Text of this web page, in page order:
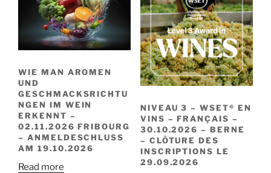
WIE MAN AROMEN
UND
GESCHMACKSRICHTU
NGEN IM WEIN
ERKENNT –
02.11.2026 FRIBOURG
– ANMELDESCHLUSS
AM 19.10.2026
Read more
NIVEAU 3 – WSET® EN
VINS – FRANÇAIS –
30.10.2026 – BERNE
– CLÔTURE DES
INSCRIPTIONS LE
29.09.2026